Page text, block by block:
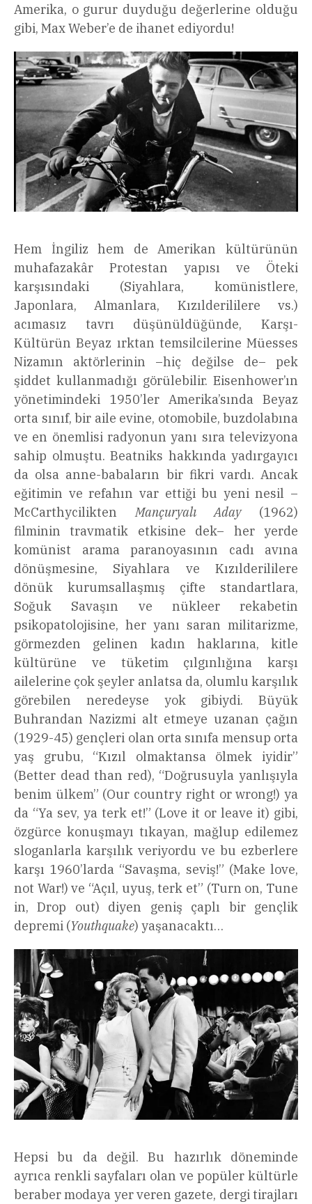
Amerika, o gurur duyduğu değerlerine olduğu
gibi, Max Weber’e de ihanet ediyordu!
Hem İngiliz hem de Amerikan kültürünün
muhafazakâr Protestan yapısı ve Öteki
karşısındaki (Siyahlara, komünistlere,
Japonlara, Almanlara, Kızılderililere vs.)
acımasız tavrı düşünüldüğünde, Karşı-
Kültürün Beyaz ırktan temsilcilerine Müesses
Nizamın aktörlerinin –hiç değilse de– pek
şiddet kullanmadığı görülebilir. Eisenhower’ın
yönetimindeki 1950’ler Amerika’sında Beyaz
orta sınıf, bir aile evine, otomobile, buzdolabına
ve en önemlisi radyonun yanı sıra televizyona
sahip olmuştu. Beatniks hakkında yadırgayıcı
da olsa anne-babaların bir fikri vardı. Ancak
eğitimin ve refahın var ettiği bu yeni nesil –
McCarthycilikten Mançuryalı Aday(1962)
filminin travmatik etkisine dek– her yerde
komünist arama paranoyasının cadı avına
dönüşmesine, Siyahlara ve Kızılderililere
dönük kurumsallaşmış çifte standartlara,
Soğuk Savaşın ve nükleer rekabetin
psikopatolojisine, her yanı saran militarizme,
görmezden gelinen kadın haklarına, kitle
kültürüne ve tüketim çılgınlığına karşı
ailelerine çok şeyler anlatsa da, olumlu karşılık
görebilen neredeyse yok gibiydi. Büyük
Buhrandan Nazizmi alt etmeye uzanan çağın
(1929-45) gençleri olan orta sınıfa mensup orta
yaş grubu, “Kızıl olmaktansa ölmek iyidir”
(Better dead than red), “Doğrusuyla yanlışıyla
benim ülkem” (Our country right or wrong!) ya
da “Ya sev, ya terk et!” (Love it or leave it) gibi,
özgürce konuşmayı tıkayan, mağlup edilemez
sloganlarla karşılık veriyordu ve bu ezberlere
karşı 1960’larda “Savaşma, seviş!” (Make love,
not War!) ve “Açıl, uyuş, terk et” (Turn on, Tune
in, Drop out) diyen geniş çaplı bir gençlik
depremi (Youthquake) yaşanacaktı…
Hepsi bu da değil. Bu hazırlık döneminde
ayrıca renkli sayfaları olan ve popüler kültürle
beraber modaya yer veren gazete, dergi tirajları